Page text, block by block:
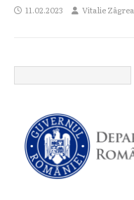
11.02.2023 Vitalie Zâgrea